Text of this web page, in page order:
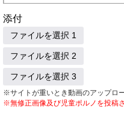
添付
ファイルを選択 1
ファイルを選択 2
ファイルを選択 3
※サイトが重いとき動画のアップロ
※無修正画像及び児童ポルノを投稿